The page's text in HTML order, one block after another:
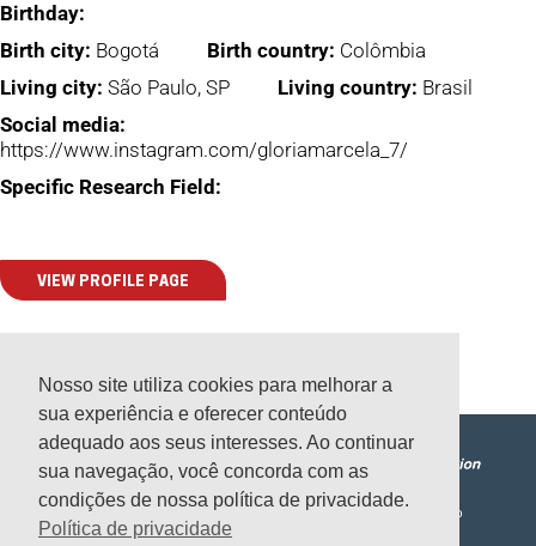
Birthday:
Birth city: Bogotá Birth country: Colômbia
Living city: São Paulo, SP Living country: Brasil
Social media:
https://www.instagram.com/gloriamarcela_7/
Specific Research Field:
VIEW PROFILE PAGE
CARIOLOGIA CONTATO
Nosso site utiliza cookies para melhorar a
sua experiência e oferecer conteúdo
adequado aos seus interesses. Ao continuar
sua navegação, você concorda com as
condições de nossa política de privacidade.
Política de privacidade